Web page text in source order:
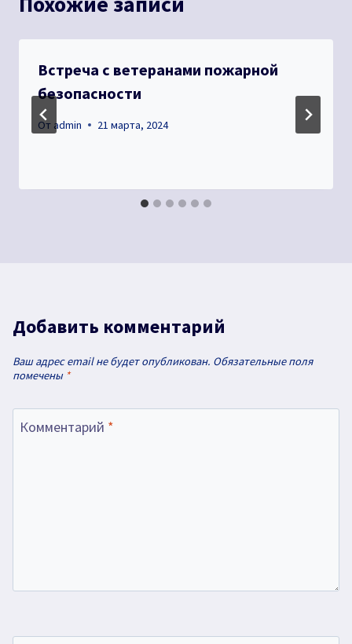
Встреча с ветеранами пожарной
безопасности
От admin 21 марта, 2024
Добавить комментарий
Ваш адрес email не будет опубликован. Обязательные поля
помечены *
Комментарий *